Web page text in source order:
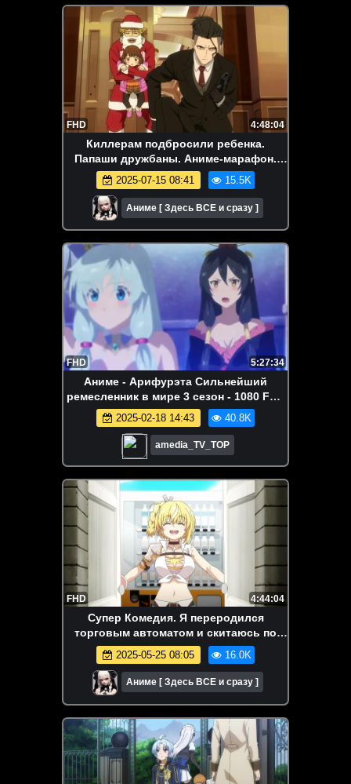
FHD 4:48:04
Киллерам подбросили ребенка.
Папаши дружбаны. Аниме-марафон.
Все серии подряд.
2025-07-15 08:41 15.5K
Аниме [ Здесь ВСЕ и сразу ]
FHD 5:27:34
Аниме - Арифурэта Сильнейший
ремесленник в мире 3 сезон - 1080 FHD
- Все серии Аниме Марафон
2025-02-18 14:43 40.8K
amedia_TV_TOP
FHD 4:44:04
Супер Комедия. Я переродился
торговым автоматом и скитаюсь по
лабиринту. Аниме-марафон. Все серии
подряд.
2025-05-25 08:05 16.0K
Аниме [ Здесь ВСЕ и сразу ]